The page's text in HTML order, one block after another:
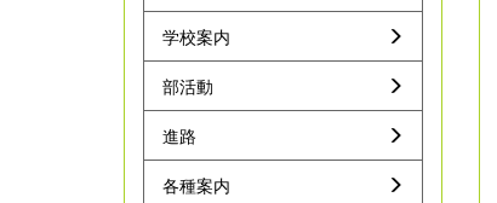
学校案内
部活動
進路
各種案内